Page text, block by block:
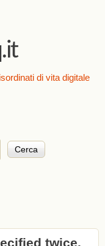
di vita digitale
twice,